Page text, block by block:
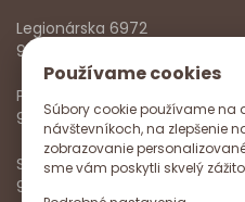
Používame cookies
Súbory cookie používame
návštevníkoch, na zlepšenie
zobrazovanie
sme vám poskytli skvelý
Legionárska 6972
911 01 Trenčín
Pondelok - Piatok
9:00 - 17:00
Sobota
9:00 - 12:00